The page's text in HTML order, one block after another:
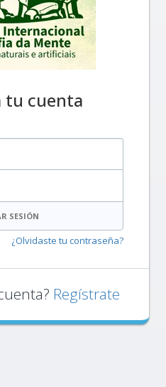
tu cuenta
SESIÓN
¿Olvidaste tu contraseña?
Regístrate